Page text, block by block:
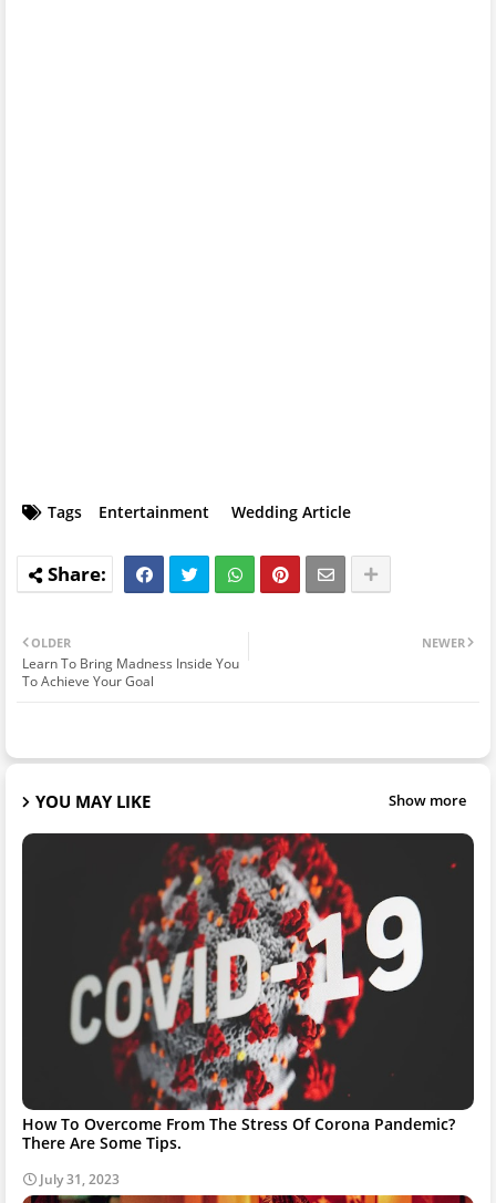
Tags Entertainment Wedding Article
NEWER
OLDER
Learn To Bring Madness Inside You
To Achieve Your Goal
YOU MAY LIKE Show more
How To Overcome From The Stress Of Corona Pandemic?
There Are Some Tips.
July 31, 2023